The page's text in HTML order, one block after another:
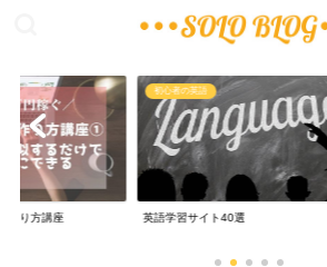
作り方講座
初心者の英語
英語学習サイト40選